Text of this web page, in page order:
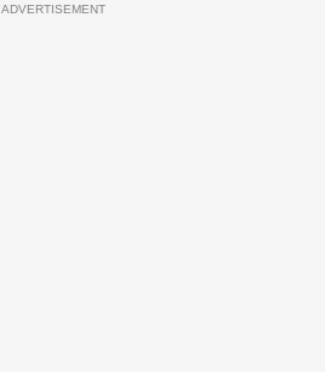
ADVERTISEMENT